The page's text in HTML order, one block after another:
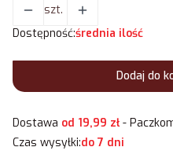
szt.
Dostępność:średnia ilość
Dodaj do
Dostawa od 19,99 zł-
Czas wysyłki:do 7 dni